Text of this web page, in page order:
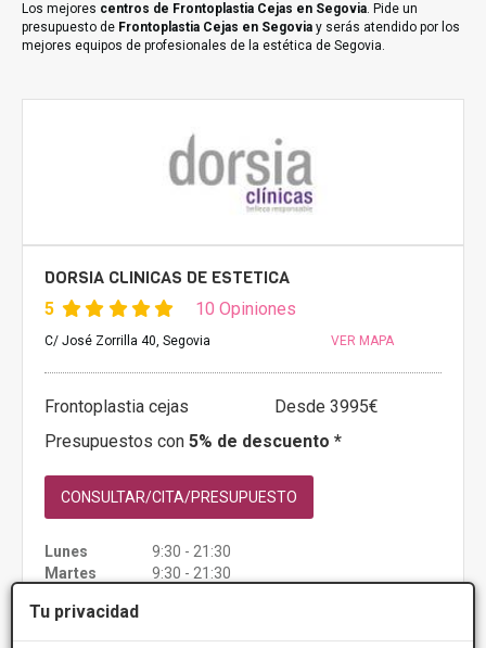
Tu privacidad
Los mejores centros de Frontoplastia Cejas en Segovia. Pide un
presupuesto de Frontoplastia Cejas en Segovia y serás atendido por los
mejores equipos de profesionales de la estética de Segovia.
DORSIA CLINICAS DE ESTETICA
5 10 Opiniones
C/ José Zorrilla 40, Segovia VER MAPA
Frontoplastia cejas
Desde 3995€
Presupuestos con 5% de descuento *
CONSULTAR/CITA/PRESUPUESTO
Lunes
9:30 - 21:30
Martes
9:30 - 21:30
Jueves
Viernes
9:30 - 21:30